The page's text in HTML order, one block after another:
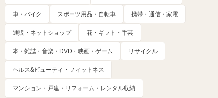
車・バイク スポーツ用品・自転車 携帯・通信・家電
通販・ネットショップ 花・ギフト・手芸
本・雑誌・音楽・DVD・映画・ゲーム リサイクル
ヘルス&ビューティ・フィットネス
マンション・戸建・リフォーム・レンタル収納